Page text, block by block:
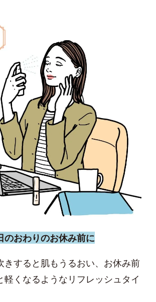
のおわりのお休み前に
きすると肌もうるおい、お休み前
軽くなるようなリフレッシュタイ